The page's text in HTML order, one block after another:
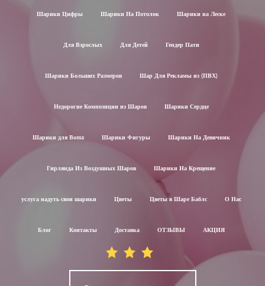
Шарики Цифры Шарики На Потолок Шарики на Леске
Для Взрослых Для Детей Гендер Пати
Шарики Больших Размеров Шар Для Рекламы из (ПВХ)
Недорогие Композиции из Шаров Шарики Сердце
Шарики для Воssa Шарики Фигуры Шарики На Девичник
Гирлянда Из Воздушных Шаров Шарики На Крещение
услуга надуть свои шарики Цветы Цветы в Шаре Баблс О Нас
Блог Контакты Доставка ОТЗЫВЫ АКЦИЯ